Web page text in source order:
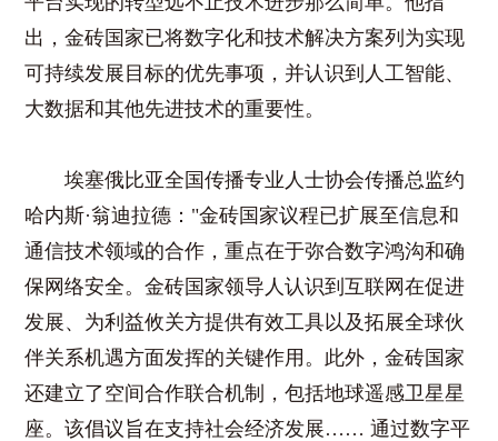
出，金砖国家已将数字化和技术解决方案列为实现
可持续发展目标的优先事项，并认识到人工智能、
大数据和其他先进技术的重要性。
埃塞俄比亚全国传播专业人士协会传播总监约
哈内斯·翁迪拉德："金砖国家议程已扩展至信息和
通信技术领域的合作，重点在于弥合数字鸿沟和确
保网络安全。金砖国家领导人认识到互联网在促进
发展、为利益攸关方提供有效工具以及拓展全球伙
伴关系机遇方面发挥的关键作用。此外，金砖国家
还建立了空间合作联合机制，包括地球遥感卫星星
座。该倡议旨在支持社会经济发展…… 通过数字平